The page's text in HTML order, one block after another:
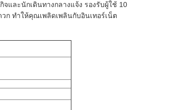
และนักเดินทางกลางแจ้ง รองรับผู้ใช้ 10
ก ทำให้คุณเพลิดเพลินกับอินเทอร์เน็ต